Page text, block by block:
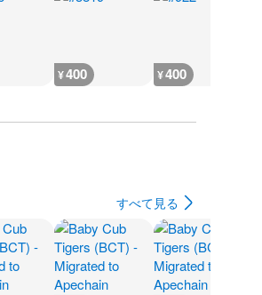
¥400 ¥400
すべて見る